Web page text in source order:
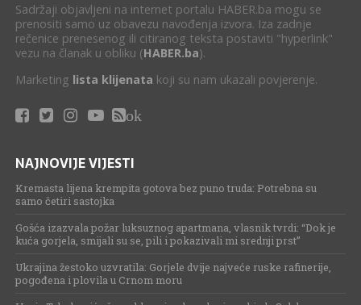
Sadržaji objavljeni na internet portalu HABER.ba mogu se
prenositi samo uz obavezu navođenja izvora. Iza zadnje
rečenice prenesenog ili citiranog teksta postaviti "hyperlink"
vezu na članak u obliku (HABER.ba).
Marketing lista klijenata koji su nam ukazali povjerenje.
ok
NAJNOVIJE VIJESTI
Kremasta lijena krempita gotova bez puno truda: Potrebna su
samo četiri sastojka
Gošća izazvala požar luksuznog apartmana, vlasnik tvrdi: “Dok je
kuća gorjela, smijali su se, pili i pokazivali mi srednji prst”
Ukrajina žestoko uzvratila: Gorjele dvije najveće ruske rafinerije,
pogođena i plovila u Crnom moru